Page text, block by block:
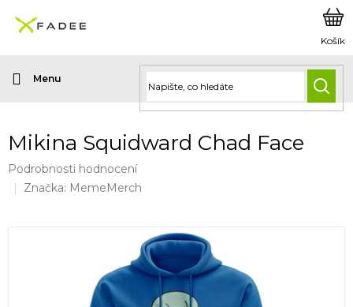
obsah
Mikina Squidward Chad Face
Průměrné
hodnocení
Podrobnosti hodnocení
Značka: MemeMerch